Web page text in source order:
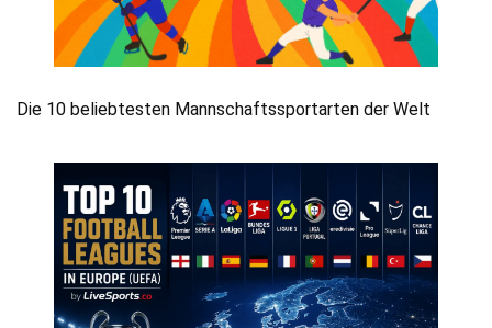
Die 10 beliebtesten Mannschaftssportarten der Welt